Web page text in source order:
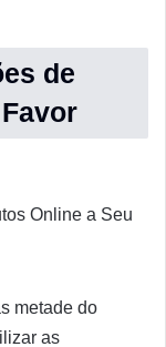
de
metade do
as